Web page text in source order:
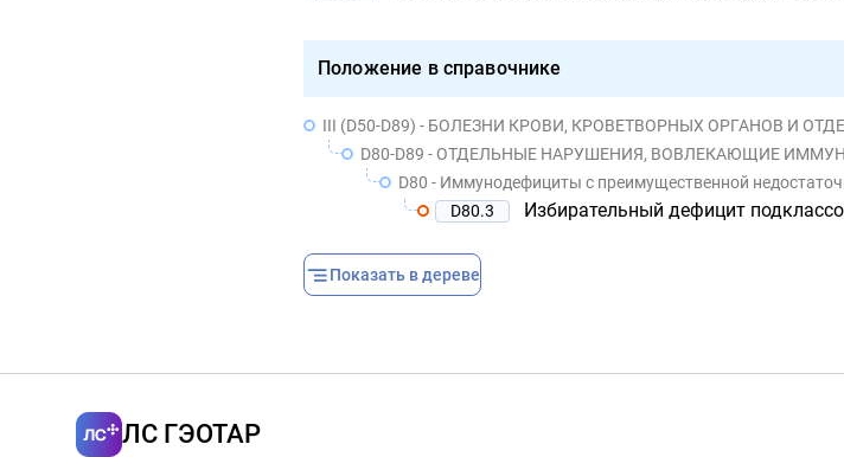
Положение в справочнике
III (D50-D89) - БОЛЕЗНИ КРОВИ, КРОВЕТВОРНЫХ ОРГАНОВ И
D80-D89 - ОТДЕЛЬНЫЕ НАРУШЕНИЯ, ВОВЛЕКАЮЩИЕ
D80 - Иммунодефициты с преимущественной
D80.3
Избирательный дефицит
Показать в дереве
ЛС ГЭОТАР